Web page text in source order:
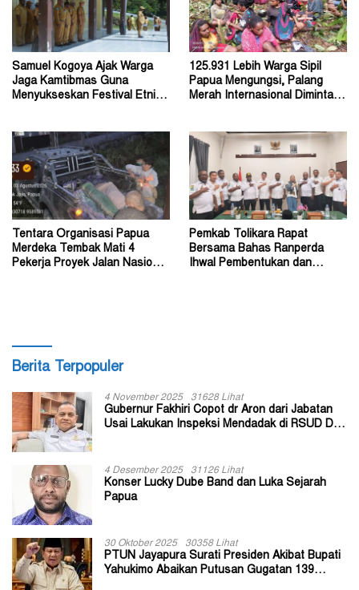
Samuel Kogoya Ajak Warga
Jaga Kamtibmas Guna
Menyukseskan Festival Etnik
125.931 Lebih Warga Sipil
Papua Mengungsi, Palang
Merah Internasional Diminta
Tentara Organisasi Papua
Merdeka Tembak Mati 4
Pekerja Proyek Jalan Nasional
Pemkab Tolikara Rapat
Bersama Bahas Ranperda
Ihwal Pembentukan dan
Berita Terpopuler
4 November 2025 31628 Lihat
Gubernur Fakhiri Copot dr Aron dari Jabatan
Usai Lakukan Inspeksi Mendadak di RSUD Dok
4 Desember 2025 31126 Lihat
Konser Lucky Dube Band dan Luka Sejarah
Papua
30 Oktober 2025 30358 Lihat
PTUN Jayapura Surati Presiden Akibat Bupati
Yahukimo Abaikan Putusan Gugatan 139